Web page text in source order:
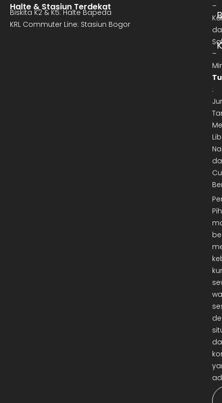
Halte & Stasiun Terdekat
Biskita K2 & K5: Halte Bapeda
KRL Commuter Line: Stasiun Bogor
–
–
: